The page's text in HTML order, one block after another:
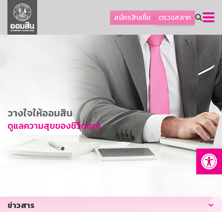
สมัครสินเชื่อ ตรวจสลาก
ลูกค้าธุรกิจ
ลูกค้าผู้ประกอบรายย่อย
การพัฒนาที่ยั่งยืน
ข่าวสาร
บริการทางการเงิน
อื่นๆ
วางใจให้ออมสิน
ดูแลความสุขของชีวิตคุณ
ข่าวสาร